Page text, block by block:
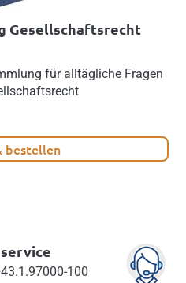
Gesellschaftsrecht
für alltägliche Fragen
bestellen
100